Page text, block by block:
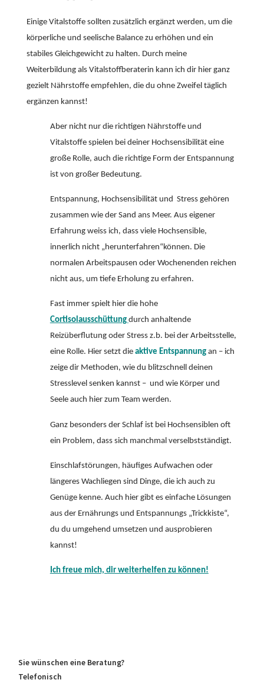
Einige Vitalstoffe sollten zusätzlich ergänzt werden, um die
körperliche und seelische Balance zu erhöhen und ein
stabiles Gleichgewicht zu halten. Durch meine
Weiterbildung als Vitalstoffberaterin kann ich dir hier ganz
gezielt Nährstoffe empfehlen, die du ohne Zweifel täglich
ergänzen kannst!
Aber nicht nur die richtigen Nährstoffe und
Vitalstoffe spielen bei deiner Hochsensibilität eine
große Rolle, auch die richtige Form der Entspannung
ist von großer Bedeutung.
Entspannung, Hochsensibilität und Stress gehören
zusammen wie der Sand ans Meer. Aus eigener
Erfahrung weiss ich, dass viele Hochsensible,
innerlich nicht „herunterfahren“können. Die
normalen Arbeitspausen oder Wochenenden reichen
nicht aus, um tiefe Erholung zu erfahren.
Fast immer spielt hier die hohe
Cortisolausschüttung durch anhaltende
Reizüberflutung oder Stress z.b. bei der Arbeitsstelle,
eine Rolle. Hier setzt die aktive Entspannung an – ich
zeige dir Methoden, wie du blitzschnell deinen
Stresslevel senken kannst – und wie Körper und
Seele auch hier zum Team werden.
Ganz besonders der Schlaf ist bei Hochsensiblen oft
ein Problem, dass sich manchmal verselbstständigt.
Einschlafstörungen, häufiges Aufwachen oder
längeres Wachliegen sind Dinge, die ich auch zu
Genüge kenne. Auch hier gibt es einfache Lösungen
aus der Ernährungs und Entspannungs „Trickkiste“,
du du umgehend umsetzen und ausprobieren
kannst!
Ich freue mich, dir weiterhelfen zu können!
Sie wünschen eine Beratung?
Telefonisch